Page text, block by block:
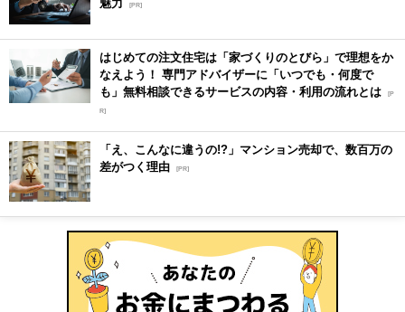
魅力
[PR]
はじめての注文住宅は「家づくりのとびら」で理想をか
なえよう！ 専門アドバイザーに「いつでも・何度で
も」無料相談できるサービスの内容・利用の流れとは [P
R]
「え、こんなに違うの!?」マンション売却で、数百万の
差がつく理由 [PR]